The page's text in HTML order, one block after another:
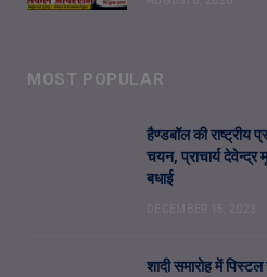
MOST POPULAR
हैण्डबॉल की राष्ट्रीय
चयन, प्राचार्य देवेन्द्र
बधाई
शादी समारोह में